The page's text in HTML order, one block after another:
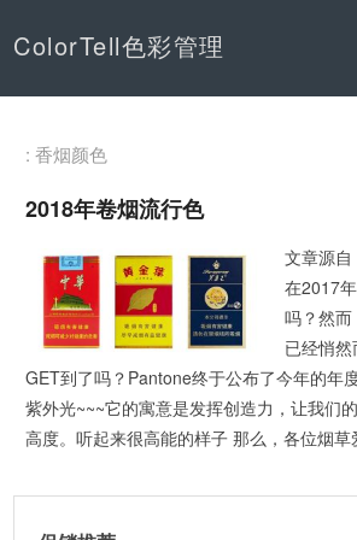
ColorTell色彩管理
: 香烟颜色
2018年卷烟流行色
文章源
在2017
吗？然
已经悄
GET到了吗？Pantone终于公布了今年的
紫外光~~~它的寓意是发挥创造力，让我们
高度。听起来很高能的样子 那么，各位烟